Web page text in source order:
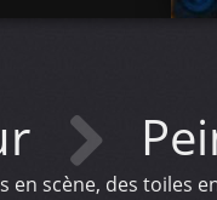
en scène, des toiles